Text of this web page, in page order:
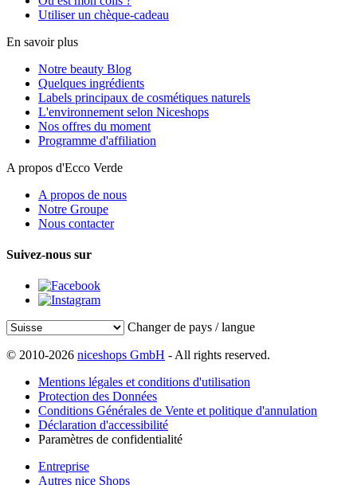
Utiliser un chèque-cadeau
En savoir plus
Notre beauty Blog
Quelques ingrédients
Labels principaux de cosmétiques naturels
L'environnement selon Niceshops
Nos offres du moment
Programme d'affiliation
A propos d'Ecco Verde
A propos de nous
Notre Groupe
Nous contacter
Suivez-nous sur
Changer de pays / langue
© 2010-2026 niceshops GmbH - All rights reserved.
Mentions légales et conditions d'utilisation
Protection des Données
Conditions Générales de Vente et politique d'annulation
Déclaration d'accessibilité
Paramètres de confidentialité
Entreprise
Autres nice Shops